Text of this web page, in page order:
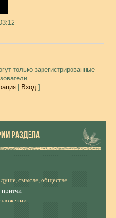
только зарегистрированные
| Вход]
РАЗДЕЛА
смысле, обществе...
притчи